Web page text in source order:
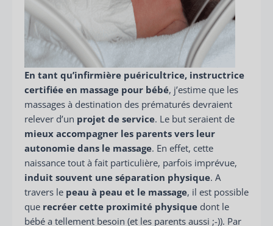
En tant qu’infirmière puéricultrice, instructrice
certifiée en massage pour bébé, j’estime que les
massages à destination des prématurés devraient
relever d’un projet de service. Le but seraient de
mieux accompagner les parents vers leur
autonomie dans le massage. En effet, cette
naissance tout à fait particulière, parfois imprévue,
induit souvent une séparation physique. A
travers le peau à peau et le massage, il est possible
que recréer cette proximité physique dont le
bébé a tellement besoin (et les parents aussi ;-)). Par